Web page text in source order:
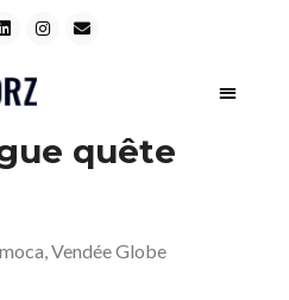
quête
,Vendée Globe